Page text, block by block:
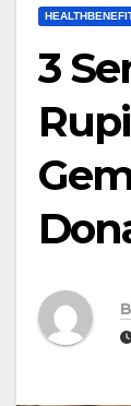
3